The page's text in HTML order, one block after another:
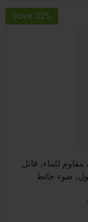
Save 32%
للماء، قاتل